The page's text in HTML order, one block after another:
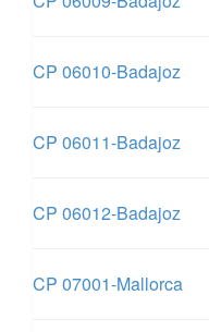
CP 06010-Badajoz
CP 06011-Badajoz
CP 06012-Badajoz
CP 07001-Mallorca